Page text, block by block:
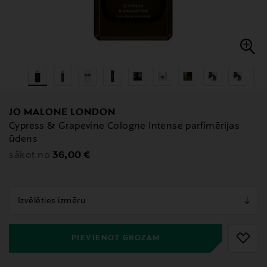
JO MALONE LONDON
Cypress & Grapevine Cologne Intense parfimērijas
ūdens
sākot no Original Price
36,00 €
PIEVIENOT GROZAM